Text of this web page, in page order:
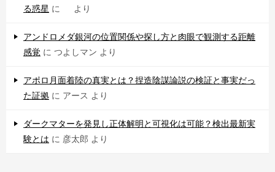
る惑星 に より
アンドロメダ銀河の位置関係や探し方と肉眼で観測する距離
感覚 に つよしマン より
アポロ月面着陸の真実とは？捏造陰謀論説の検証と事実だっ
た証拠 に アース より
ダークマターを発見し正体解明と可視化は可能？検出最新実
験とは に 彦太郎 より